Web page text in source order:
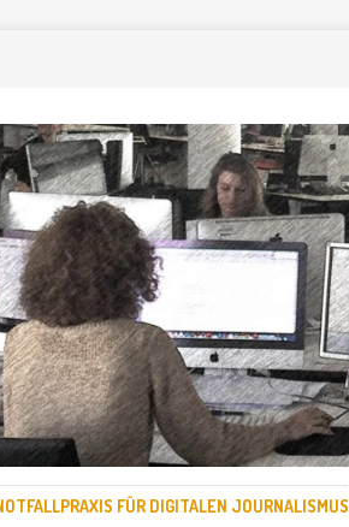
FÜR DIGITALEN JOURNALISMUS